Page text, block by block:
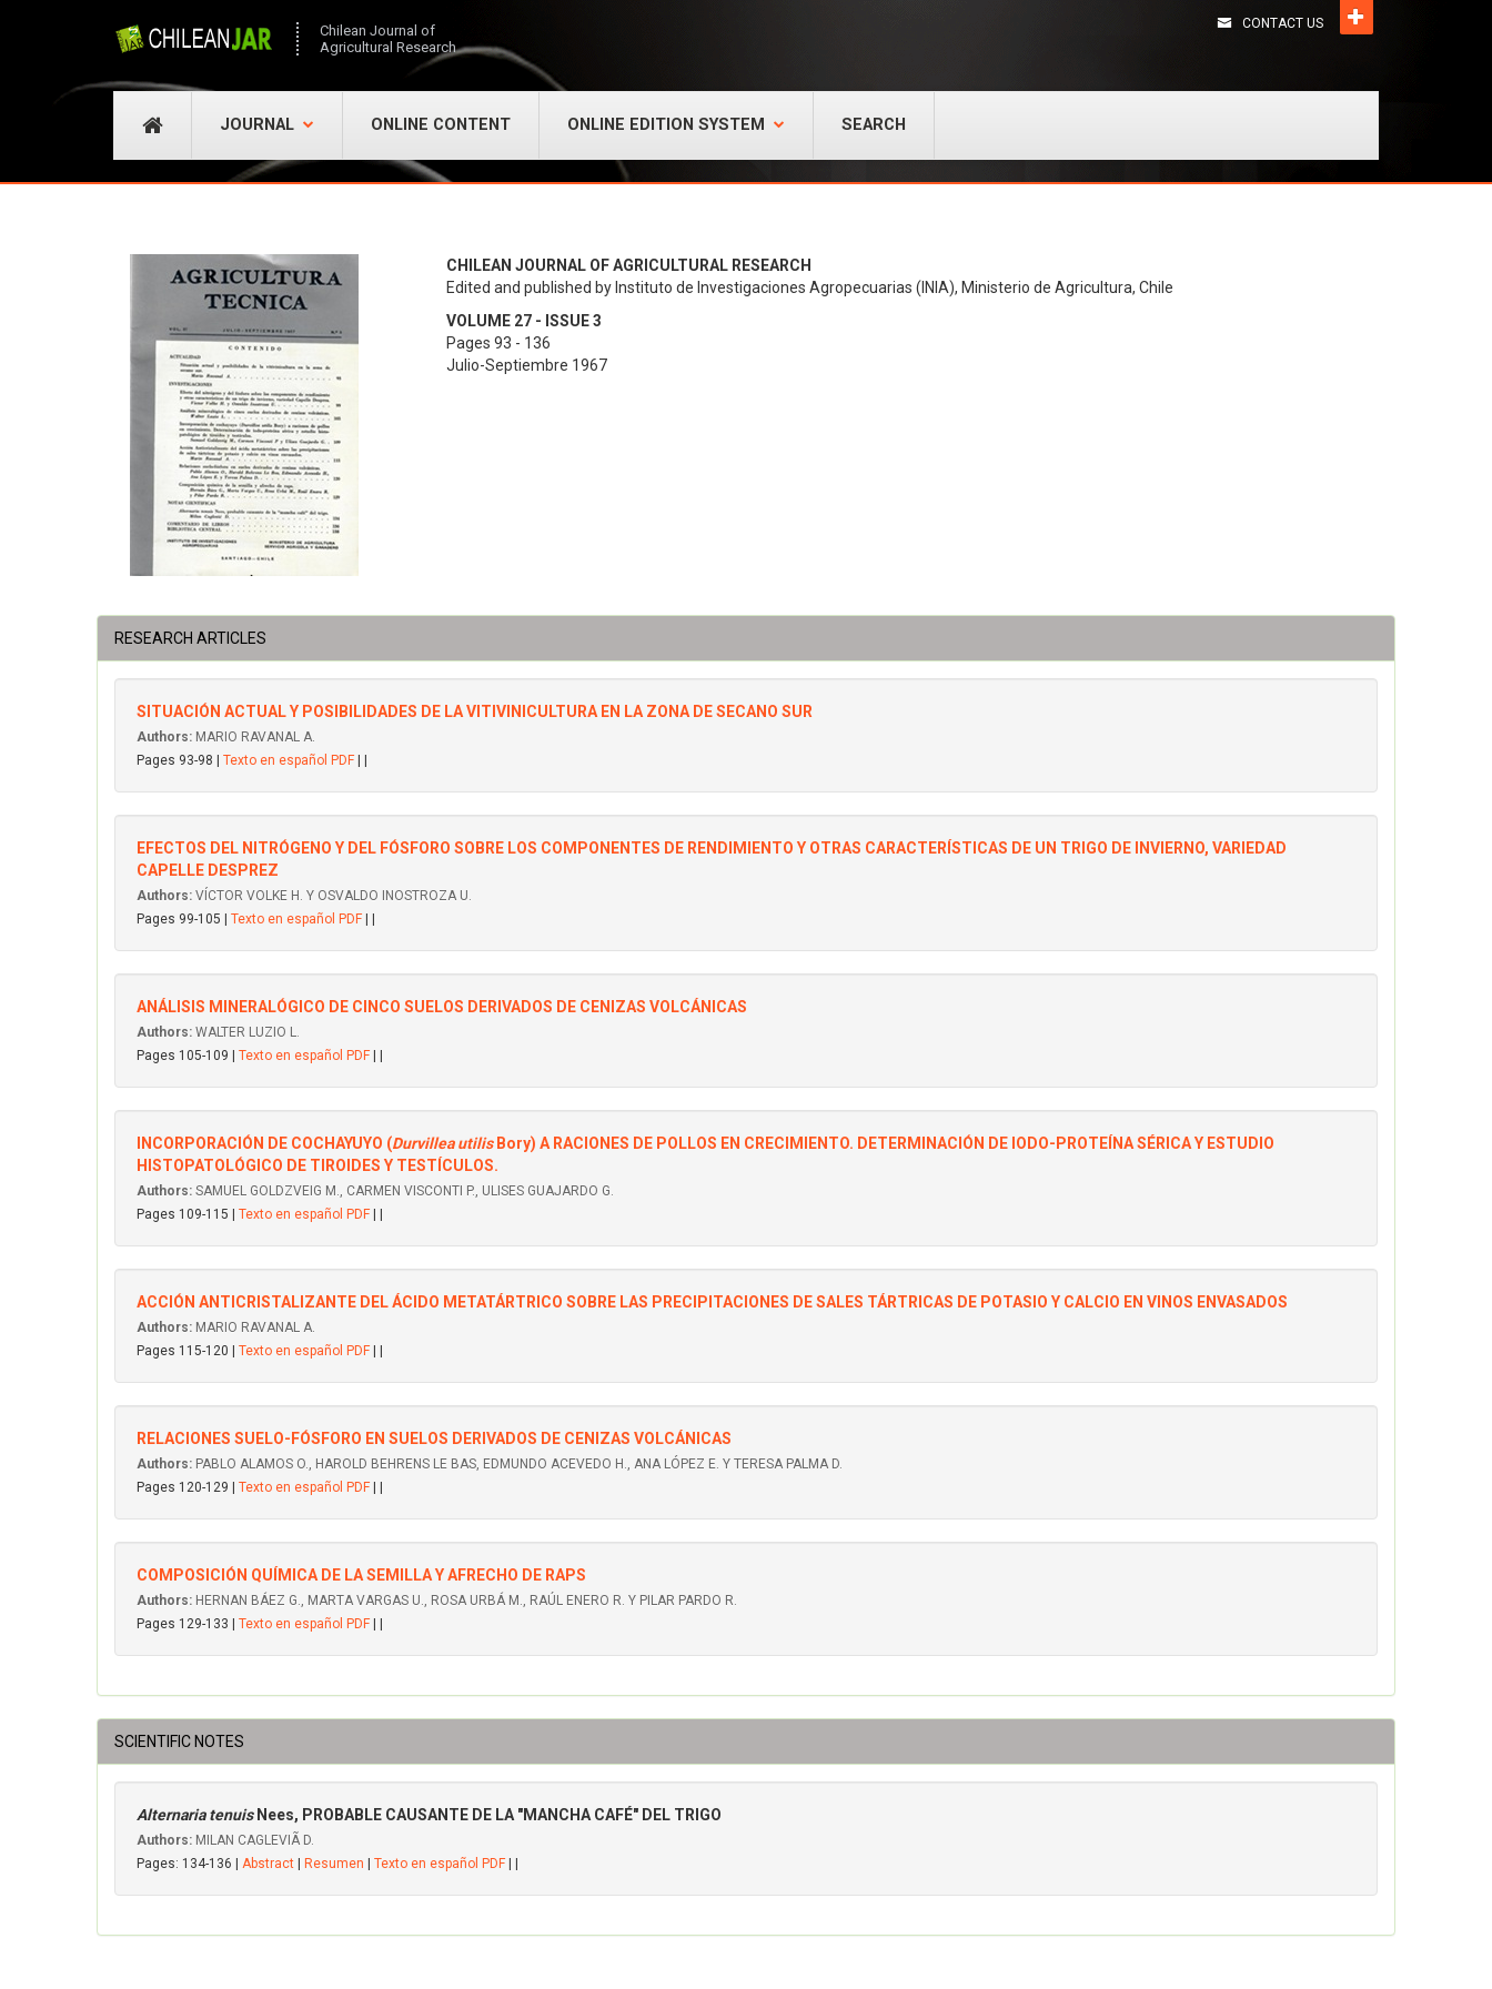
Chilean Journal of
Agricultural Research
CONTACT US
JOURNAL ONLINE CONTENT ONLINE EDITION SYSTEM SEARCH
CHILEAN JOURNAL OF AGRICULTURAL RESEARCH
Edited and published by Instituto de Investigaciones Agropecuarias (INIA), Ministerio de Agricultura, Chile
VOLUME 27 - ISSUE 3
Pages 93 - 136
Julio-Septiembre 1967
RESEARCH ARTICLES
SITUACIÓN ACTUAL Y POSIBILIDADES DE LA VITIVINICULTURA EN LA ZONA DE SECANO SUR
Authors: MARIO RAVANAL A.
Pages 93-98 | Texto en español PDF
EFECTOS DEL NITRÓGENO Y DEL FÓSFORO SOBRE LOS COMPONENTES DE RENDIMIENTO Y OTRAS CARACTERÍSTICAS DE UN TRIGO DE INVIERNO, VARIEDAD
CAPELLE DESPREZ
Authors: VÍCTOR VOLKE H. Y OSVALDO INOSTROZA U.
Pages 99-105 | Texto en español PDF
ANÁLISIS MINERALÓGICO DE CINCO SUELOS DERIVADOS DE CENIZAS VOLCÁNICAS
Authors: WALTER LUZIO L.
Pages 105-109 | Texto en español PDF
INCORPORACIÓN DE COCHAYUYO (Durvillea utilisBory) A RACIONES DE POLLOS EN CRECIMIENTO. DETERMINACIÓN DE IODO-PROTEÍNA SÉRICA Y ESTUDIO
HISTOPATOLÓGICO DE TIROIDES Y TESTÍCULOS.
Authors: SAMUEL GOLDZVEIG M., CARMEN VISCONTI P., ULISES GUAJARDO G.
Pages 109-115 | Texto en español PDF
ACCIÓN ANTICRISTALIZANTE DEL ÁCIDO METATÁRTRICO SOBRE LAS PRECIPITACIONES DE SALES TÁRTRICAS DE POTASIO Y CALCIO EN VINOS ENVASADOS
Authors: MARIO RAVANAL A.
Pages 115-120 | Texto en español PDF
RELACIONES SUELO-FÓSFORO EN SUELOS DERIVADOS DE CENIZAS VOLCÁNICAS
Authors: PABLO ALAMOS O., HAROLD BEHRENS LE BAS, EDMUNDO ACEVEDO H., ANA LÓPEZ E. Y TERESA PALMA D.
Pages 120-129 | Texto en español PDF
COMPOSICIÓN QUÍMICA DE LA SEMILLA Y AFRECHO DE RAPS
Authors: HERNAN BÁEZ G., MARTA VARGAS U., ROSA URBÁ M., RAÚL ENERO R. Y PILAR PARDO R.
Pages 129-133 | Texto en español PDF
SCIENTIFIC NOTES
Alternaria tenuisNees, PROBABLE CAUSANTE DE LA "MANCHA CAFÉ" DEL TRIGO
Authors: MILAN CAGLEVIÃ D.
Pages: 134-136 | Abstract Resumen Texto en español PDF